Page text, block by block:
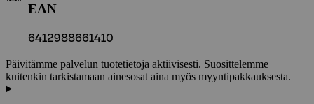
EAN
6412988661410
Päivitämme palvelun tuotetietoja aktiivisesti. Suosittelemme
kuitenkin tarkistamaan ainesosat aina myös myyntipakkauksesta.